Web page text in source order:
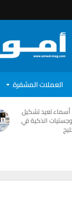
العملات المشفرة
10 أسماء تعيد تشكيل
الذكية في